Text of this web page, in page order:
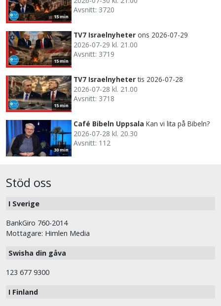
15 min
Avsnitt: 3720
15 min
TV7 Israelnyheter ons 2026-07-29
2026-07-29 kl. 21.00
Avsnitt: 3719
15 min
TV7 Israelnyheter tis 2026-07-28
2026-07-28 kl. 21.00
Avsnitt: 3718
30 min
Café Bibeln Uppsala Kan vi lita på Bibeln?
2026-07-28 kl. 20.30
Avsnitt: 112
Stöd oss
I Sverige
BankGiro 760-2014
Mottagare: Himlen Media
Swisha din gåva
123 677 9300
I Finland